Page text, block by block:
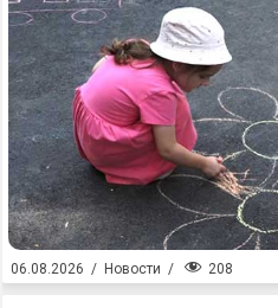
06.08.2026 / Новости / 208